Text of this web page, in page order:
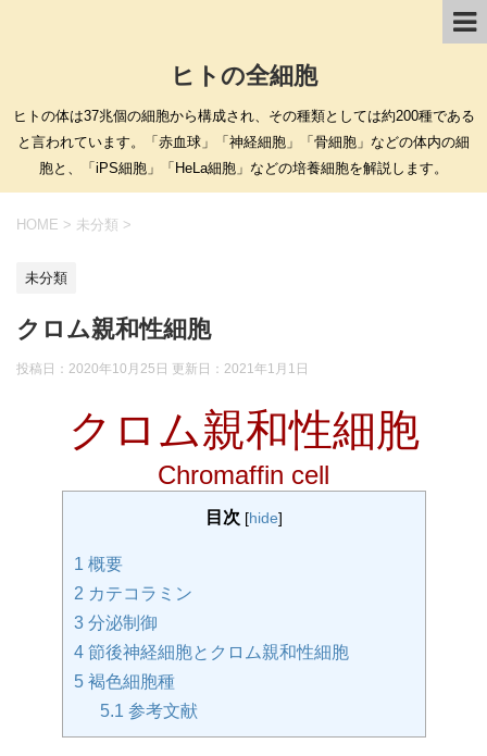
ヒトの全細胞
ヒトの体は37兆個の細胞から構成され、その種類としては約200種である
と言われています。「赤血球」「神経細胞」「骨細胞」などの体内の細
胞と、「iPS細胞」「HeLa細胞」などの培養細胞を解説します。
HOME > 未分類 >
未分類
クロム親和性細胞
投稿日：2020年10月25日 更新日： 2021年1月1日
クロム親和性細胞
Chromaffin cell
目次 [hide]
1 概要
2 カテコラミン
3分泌制御
4節後神経細胞とクロム親和性細胞
5褐色細胞種
5.1 参考文献